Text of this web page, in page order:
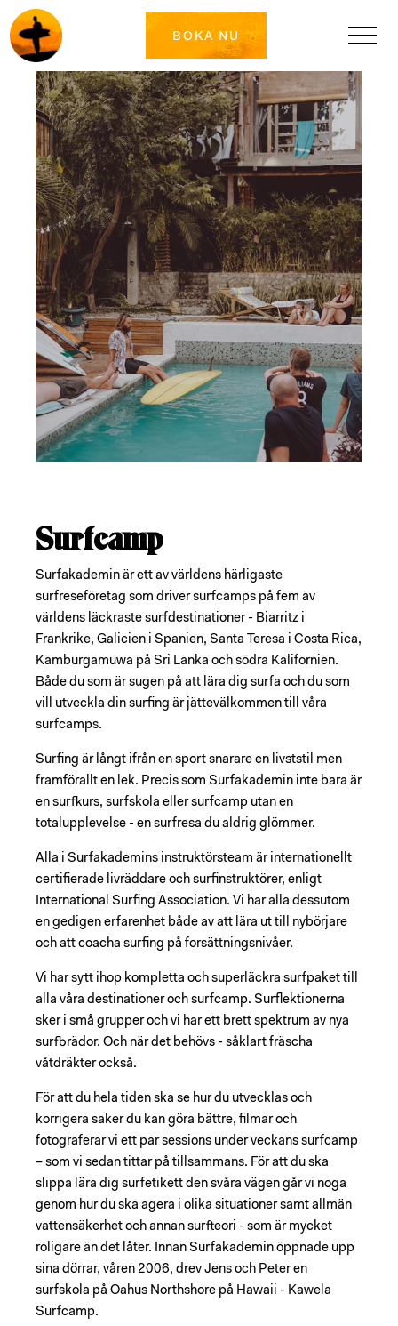
BOKA NU
FacebookInstagram
Surfcamp
Surfakademin är ett av världens härligaste
surfreseföretag som driver surfcamps på fem av
världens läckraste surfdestinationer - Biarritz i
Frankrike, Galicien i Spanien, Santa Teresa i Costa Rica,
Kamburgamuwa på Sri Lanka och södra Kalifornien.
Både du som är sugen på att lära dig surfa och du som
vill utveckla din surfing är jättevälkommen till våra
surfcamps.
Surfing är långt ifrån en sport snarare en livststil men
framförallt en lek. Precis som Surfakademin inte bara är
en surfkurs, surfskola eller surfcamp utan en
totalupplevelse - en surfresa du aldrig glömmer.
Alla i Surfakademins instruktörsteam är internationellt
certifierade livräddare och surfinstruktörer, enligt
International Surfing Association. Vi har alla dessutom
en gedigen erfarenhet både av att lära ut till nybörjare
och att coacha surfing på forsättningsnivåer.
Vi har sytt ihop kompletta och superläckra surfpaket till
alla våra destinationer och surfcamp. Surflektionerna
sker i små grupper och vi har ett brett spektrum av nya
surfbrädor. Och när det behövs - såklart fräscha
våtdräkter också.
För att du hela tiden ska se hur du utvecklas och
korrigera saker du kan göra bättre, filmar och
fotograferar vi ett par sessions under veckans surfcamp
– som vi sedan tittar på tillsammans. För att du ska
slippa lära dig surfetikett den svåra vägen går vi noga
genom hur du ska agera i olika situationer samt allmän
vattensäkerhet och annan surfteori - som är mycket
roligare än det låter. Innan Surfakademin öppnade upp
sina dörrar, våren 2006, drev Jens och Peter en
surfskola på Oahus Northshore på Hawaii - Kawela
Surfcamp.